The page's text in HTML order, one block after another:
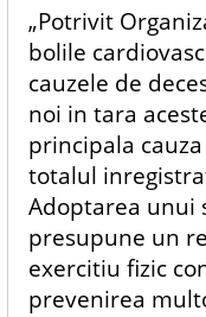
„Potrivit
bolile
cauzele de
noi in tara
principala
totalul
Adoptarea unui
presupune un
exercitiu fizic
prevenirea